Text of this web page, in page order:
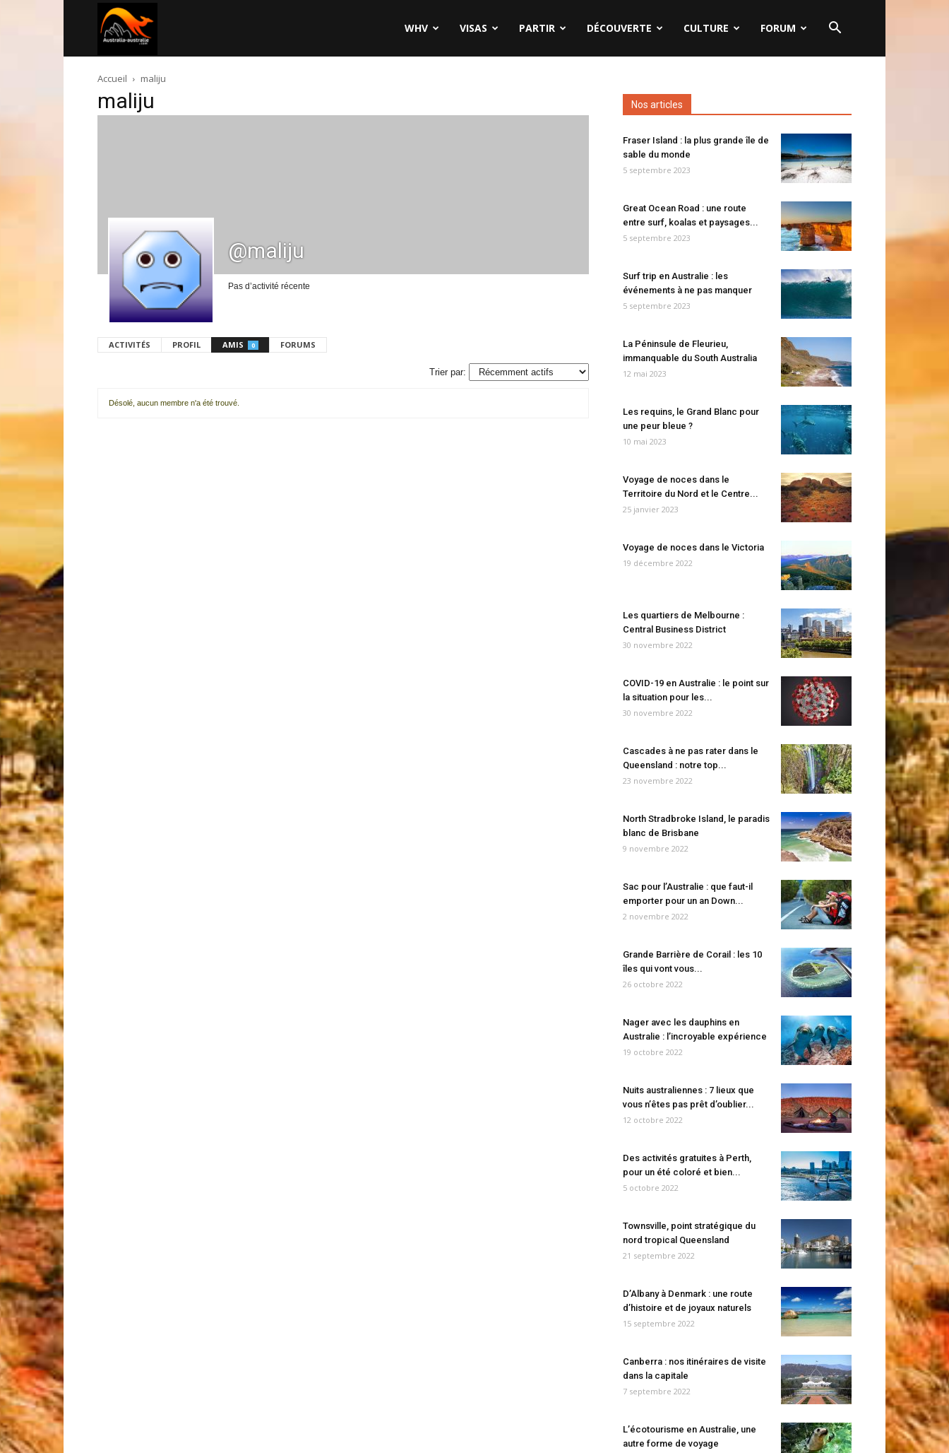
australie.com
WHV VISAS PARTIR DÉCOUVERTE CULTURE FORUM
Accueil maliju
maliju
@maliju
Pas d’activité récente
ACTIVITÉS PROFIL AMIS 0 FORUMS
Trier par:
Désolé, aucun membre n'a été trouvé.
Nos articles
Fraser Island : la plus grande île de
sable du monde
5 septembre 2023
Great Ocean Road : une route
entre surf, koalas et paysages...
5 septembre 2023
Surf trip en Australie : les
événements à ne pas manquer
5 septembre 2023
La Péninsule de Fleurieu,
immanquable du South Australia
12 mai 2023
Les requins, le Grand Blanc pour
une peur bleue ?
10 mai 2023
Voyage de noces dans le
Territoire du Nord et le Centre...
25 janvier 2023
Voyage de noces dans le Victoria
19 décembre 2022
Les quartiers de Melbourne :
Central Business District
30 novembre 2022
COVID-19 en Australie : le point sur
la situation pour les...
30 novembre 2022
Cascades à ne pas rater dans le
Queensland : notre top...
23 novembre 2022
North Stradbroke Island, le paradis
blanc de Brisbane
9 novembre 2022
Sac pour l’Australie : que faut-il
emporter pour un an Down...
2 novembre 2022
Grande Barrière de Corail : les 10
îles qui vont vous...
26 octobre 2022
Nager avec les dauphins en
Australie : l’incroyable expérience
19 octobre 2022
Nuits australiennes : 7 lieux que
vous n’êtes pas prêt d’oublier...
12 octobre 2022
Des activités gratuites à Perth,
pour un été coloré et bien...
5 octobre 2022
Townsville, point stratégique du
nord tropical Queensland
21 septembre 2022
D’Albany à Denmark : une route
d’histoire et de joyaux naturels
15 septembre 2022
Canberra : nos itinéraires de visite
dans la capitale
7 septembre 2022
L’écotourisme en Australie, une
autre forme de voyage